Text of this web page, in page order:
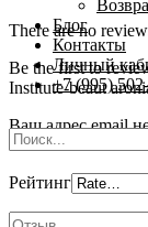
Блог
Контакты
Личный
+7 (995)
There are no
Be the first to
Institute-beaut
Ваш адрес email
помечены
Рейтинг